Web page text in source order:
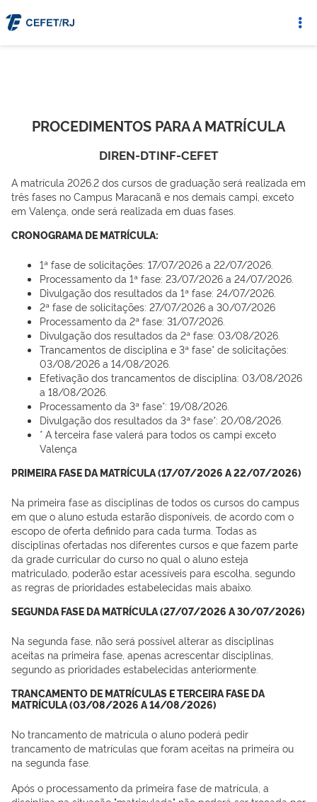
PROCEDIMENTOS PARA A MATRÍCULA
DIREN-DTINF-CEFET
A matrícula 2026.2 dos cursos de graduação será realizada em
três fases no Campus Maracanã e nos demais campi, exceto
em Valença, onde será realizada em duas fases.
CRONOGRAMA DE MATRÍCULA:
1ª fase de solicitações: 17/07/2026 a 22/07/2026.
Processamento da 1ª fase: 23/07/2026 a 24/07/2026.
Divulgação dos resultados da 1ª fase: 24/07/2026.
2ª fase de solicitações: 27/07/2026 a 30/07/2026
Processamento da 2ª fase: 31/07/2026.
Divulgação dos resultados da 2ª fase: 03/08/2026.
Trancamentos de disciplina e 3ª fase* de solicitações:
03/08/2026 a 14/08/2026.
Efetivação dos trancamentos de disciplina: 03/08/2026
a 18/08/2026.
Processamento da 3ª fase*: 19/08/2026.
Divulgação dos resultados da 3ª fase*: 20/08/2026.
* A terceira fase valerá para todos os campi exceto
Valença
PRIMEIRA FASE DA MATRÍCULA (17/07/2026 A 22/07/2026)
Na primeira fase as disciplinas de todos os cursos do campus
em que o aluno estuda estarão disponíveis, de acordo com o
escopo de oferta definido para cada turma. Todas as
disciplinas ofertadas nos diferentes cursos e que fazem parte
da grade curricular do curso no qual o aluno esteja
matriculado, poderão estar acessíveis para escolha, segundo
as regras de prioridades estabelecidas mais abaixo.
SEGUNDA FASE DA MATRÍCULA (27/07/2026 A 30/07/2026)
Na segunda fase, não será possível alterar as disciplinas
aceitas na primeira fase, apenas acrescentar disciplinas,
segundo as prioridades estabelecidas anteriormente.
TRANCAMENTO DE MATRÍCULAS E TERCEIRA FASE DA
MATRÍCULA (03/08/2026 A 14/08/2026)
No trancamento de matrícula o aluno poderá pedir
trancamento de matrículas que foram aceitas na primeira ou
na segunda fase.
Após o processamento da primeira fase de matrícula, a